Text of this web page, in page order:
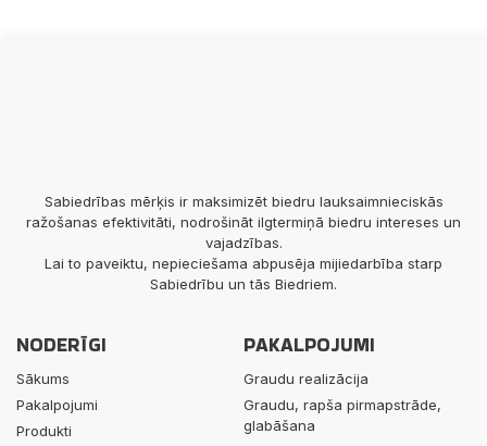
Sabiedrības mērķis ir maksimizēt biedru lauksaimnieciskās
ražošanas efektivitāti, nodrošināt ilgtermiņā biedru intereses un
vajadzības.
Lai to paveiktu, nepieciešama abpusēja mijiedarbība starp
Sabiedrību un tās Biedriem.
NODERĪGI
Sākums
Pakalpojumi
Produkti
PAKALPOJUMI
Graudu realizācija
Graudu, rapša pirmapstrāde,
glabāšana